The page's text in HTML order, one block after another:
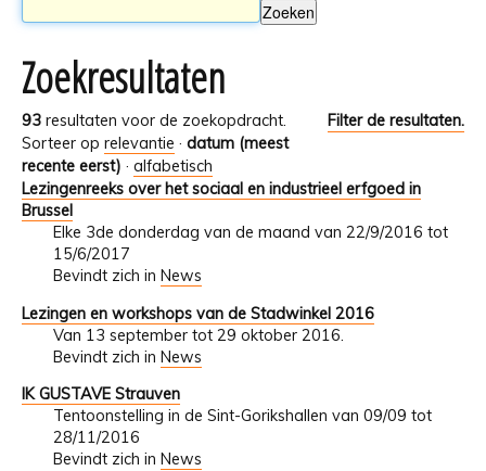
Zoekresultaten
93 resultaten voor de zoekopdracht.
Filter de resultaten.
Sorteer op relevantie · datum (meest
recente eerst) · alfabetisch
Lezingenreeks over het sociaal en industrieel erfgoed in
Brussel
Elke 3de donderdag van de maand van 22/9/2016 tot
15/6/2017
Bevindt zich in News
Lezingen en workshops van de Stadwinkel 2016
Van 13 september tot 29 oktober 2016.
Bevindt zich in News
IK GUSTAVE Strauven
Tentoonstelling in de Sint-Gorikshallen van 09/09 tot
28/11/2016
Bevindt zich in News